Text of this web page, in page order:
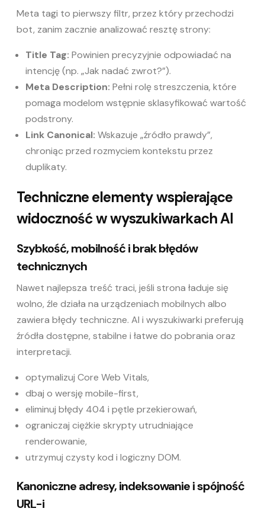
Meta tagi to pierwszy filtr, przez który przechodzi
bot, zanim zacznie analizować resztę strony:
Title Tag: Powinien precyzyjnie odpowiadać na
intencję (np. „Jak nadać zwrot?”).
Meta Description: Pełni rolę streszczenia, które
pomaga modelom wstępnie sklasyfikować wartość
podstrony.
Link Canonical: Wskazuje „źródło prawdy”,
chroniąc przed rozmyciem kontekstu przez
duplikaty.
Techniczne elementy wspierające
widoczność w wyszukiwarkach AI
Szybkość, mobilność i brak błędów
technicznych
Nawet najlepsza treść traci, jeśli strona ładuje się
wolno, źle działa na urządzeniach mobilnych albo
zawiera błędy techniczne. AI i wyszukiwarki preferują
źródła dostępne, stabilne i łatwe do pobrania oraz
interpretacji.
optymalizuj Core Web Vitals,
dbaj o wersję mobile-first,
eliminuj błędy 404 i pętle przekierowań,
ograniczaj ciężkie skrypty utrudniające
renderowanie,
utrzymuj czysty kod i logiczny DOM.
Kanoniczne adresy, indeksowanie i spójność
URL-i